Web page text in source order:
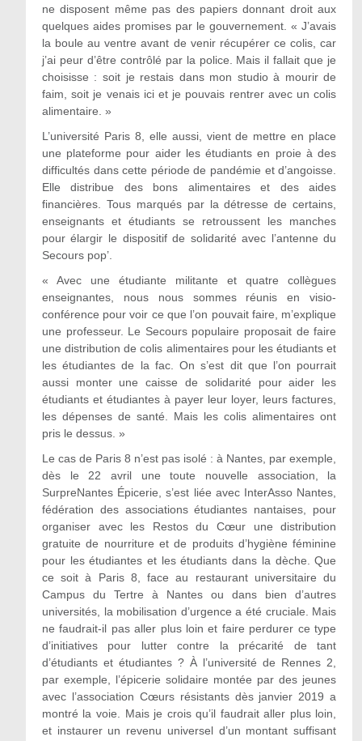
ne disposent même pas des papiers donnant droit aux
quelques aides promises par le gouvernement. « J’avais
la boule au ventre avant de venir récupérer ce colis, car
j’ai peur d’être contrôlé par la police. Mais il fallait que je
choisisse : soit je restais dans mon studio à mourir de
faim, soit je venais ici et je pouvais rentrer avec un colis
alimentaire. »
L’université Paris 8, elle aussi, vient de mettre en place
une plateforme pour aider les étudiants en proie à des
difficultés dans cette période de pandémie et d’angoisse.
Elle distribue des bons alimentaires et des aides
financières. Tous marqués par la détresse de certains,
enseignants et étudiants se retroussent les manches
pour élargir le dispositif de solidarité avec l’antenne du
Secours pop’.
« Avec une étudiante militante et quatre collègues
enseignantes, nous nous sommes réunis en visio-
conférence pour voir ce que l’on pouvait faire, m’explique
une professeur. Le Secours populaire proposait de faire
une distribution de colis alimentaires pour les étudiants et
les étudiantes de la fac. On s’est dit que l’on pourrait
aussi monter une caisse de solidarité pour aider les
étudiants et étudiantes à payer leur loyer, leurs factures,
les dépenses de santé. Mais les colis alimentaires ont
pris le dessus. »
Le cas de Paris 8 n’est pas isolé : à Nantes, par exemple,
dès le 22 avril une toute nouvelle association, la
SurpreNantes Épicerie, s’est liée avec InterAsso Nantes,
fédération des associations étudiantes nantaises, pour
organiser avec les Restos du Cœur une distribution
gratuite de nourriture et de produits d’hygiène féminine
pour les étudiantes et les étudiants dans la dèche. Que
ce soit à Paris 8, face au restaurant universitaire du
Campus du Tertre à Nantes ou dans bien d’autres
universités, la mobilisation d’urgence a été cruciale. Mais
ne faudrait-il pas aller plus loin et faire perdurer ce type
d’initiatives pour lutter contre la précarité de tant
d’étudiants et étudiantes ? À l’université de Rennes 2,
par exemple, l’épicerie solidaire montée par des jeunes
avec l’association Cœurs résistants dès janvier 2019 a
montré la voie. Mais je crois qu’il faudrait aller plus loin,
et instaurer un revenu universel d’un montant suffisant